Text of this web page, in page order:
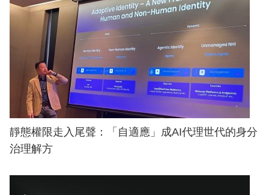
靜態權限走入尾聲：「自適應」成AI代理世代的身分
治理解方